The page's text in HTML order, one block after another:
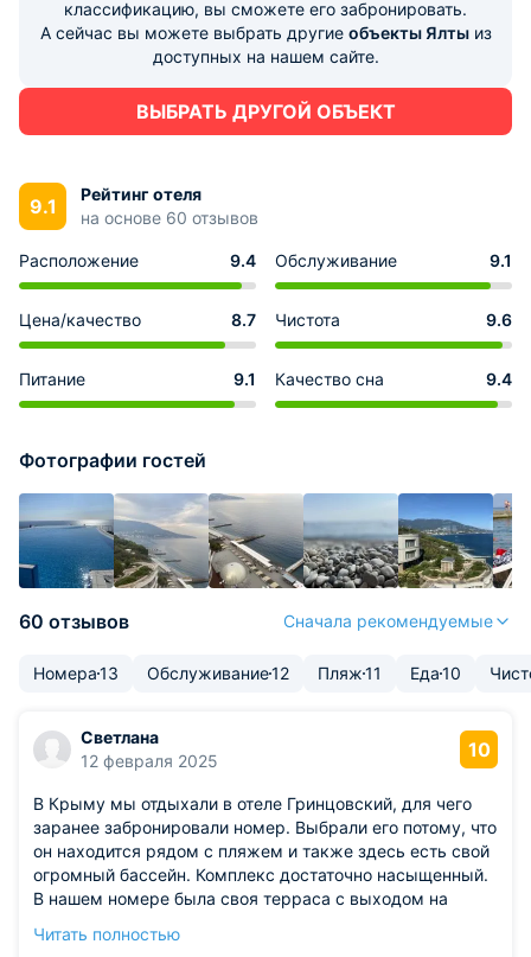
классификацию, вы сможете его забронировать.
А сейчас вы можете выбрать другие объекты Ялтыиз
доступных на нашем сайте.
ВЫБРАТЬ ДРУГОЙ ОБЪЕКТ
9.1
Рейтинг отеля
на основе 60 отзывов
Расположение 9.4 Обслуживание 9.1
Цена/качество 8.7 Чистота 9.6
Питание 9.1 Качество сна 9.4
Фотографии гостей
60 отзывов Сначала рекомендуемые
Номера13 Обслуживание12 Пляж11 Еда10
Светлана
12 февраля 2025
10
В Крыму мы отдыхали в отеле Гринцовский, для чего
заранее забронировали номер. Выбрали его потому, что
он находится рядом с пляжем и также здесь есть свой
огромный бассейн. Комплекс достаточно насыщенный.
В нашем номере была своя терраса с выходом на
котором можно заказать ряд услуг. Каждый вечер
Читать полностью